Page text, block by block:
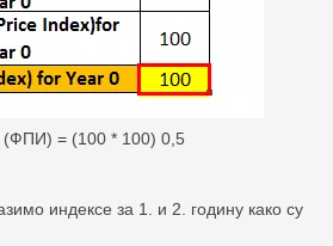
(ФПИ) = (100 * 100) 0,5
индексе за 1. и 2. годину како су